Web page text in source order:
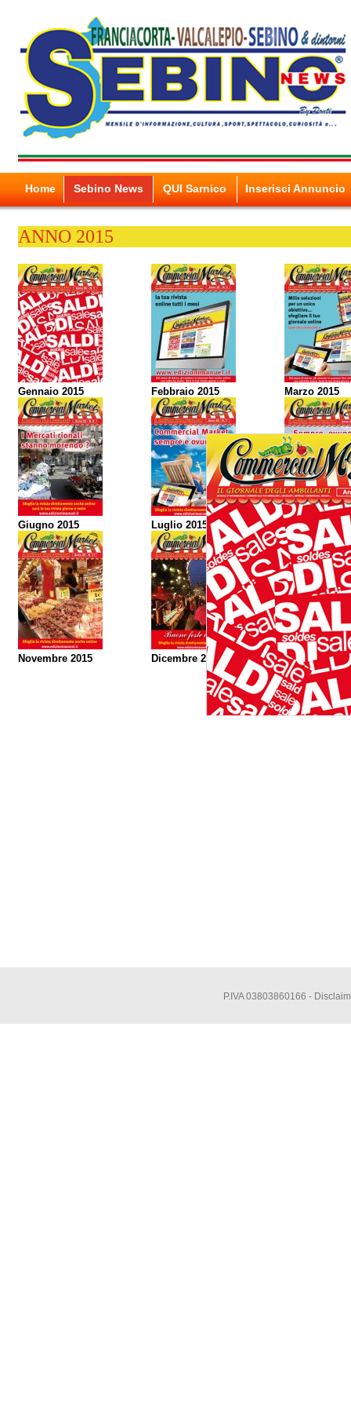
Home Sebino News QUI Sarnico Inserisci Annuncio
ANNO 2015
Gennaio 2015 Febbraio 2015 Marzo 2015
Giugno 2015 Luglio 2015 Agosto 2015
Novembre 2015 Dicembre 2015
P.IVA 03803860166 -